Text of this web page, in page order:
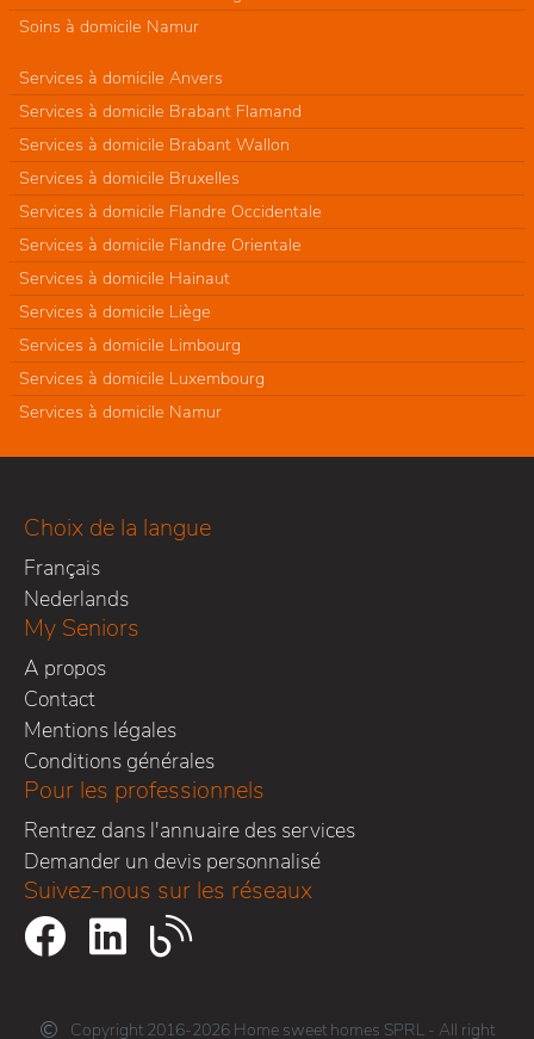
Soins à domicile Namur
Services à domicile Anvers
Services à domicile Brabant Flamand
Services à domicile Brabant Wallon
Services à domicile Bruxelles
Services à domicile Flandre Occidentale
Services à domicile Flandre Orientale
Services à domicile Hainaut
Services à domicile Liège
Services à domicile Limbourg
Services à domicile Luxembourg
Services à domicile Namur
Choix de la langue
Français
Nederlands
My Seniors
A propos
Contact
Mentions légales
Conditions générales
Pour les professionnels
Rentrez dans l'annuaire des services
Demander un devis personnalisé
Suivez-nous sur les réseaux
Copyright 2016-2026 Home sweet homes SPRL - All right